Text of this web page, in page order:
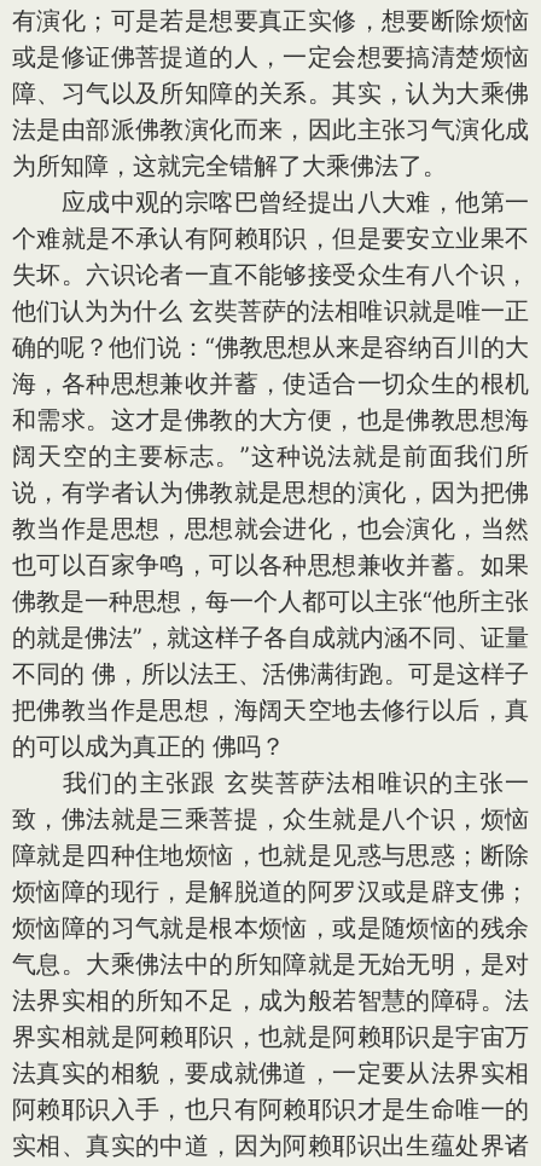
有演化；可是若是想要真正实修，想要断除烦恼
或是修证佛菩提道的人，一定会想要搞清楚烦恼
障、习气以及所知障的关系。其实，认为大乘佛
法是由部派佛教演化而来，因此主张习气演化成
为所知障，这就完全错解了大乘佛法了。
应成中观的宗喀巴曾经提出八大难，他第一
个难就是不承认有阿赖耶识，但是要安立业果不
失坏。六识论者一直不能够接受众生有八个识，
他们认为为什么 玄奘菩萨的法相唯识就是唯一正
确的呢？他们说：“佛教思想从来是容纳百川的大
海，各种思想兼收并蓄，使适合一切众生的根机
和需求。这才是佛教的大方便，也是佛教思想海
阔天空的主要标志。”这种说法就是前面我们所
说，有学者认为佛教就是思想的演化，因为把佛
教当作是思想，思想就会进化，也会演化，当然
也可以百家争鸣，可以各种思想兼收并蓄。如果
佛教是一种思想，每一个人都可以主张“他所主张
的就是佛法”，就这样子各自成就内涵不同、证量
不同的 佛，所以法王、活佛满街跑。可是这样子
把佛教当作是思想，海阔天空地去修行以后，真
的可以成为真正的 佛吗？
我们的主张跟 玄奘菩萨法相唯识的主张一
致，佛法就是三乘菩提，众生就是八个识，烦恼
障就是四种住地烦恼，也就是见惑与思惑；断除
烦恼障的现行，是解脱道的阿罗汉或是辟支佛；
烦恼障的习气就是根本烦恼，或是随烦恼的残余
气息。大乘佛法中的所知障就是无始无明，是对
法界实相的所知不足，成为般若智慧的障碍。法
界实相就是阿赖耶识，也就是阿赖耶识是宇宙万
法真实的相貌，要成就佛道，一定要从法界实相
阿赖耶识入手，也只有阿赖耶识才是生命唯一的
实相、真实的中道，因为阿赖耶识出生蕴处界诸